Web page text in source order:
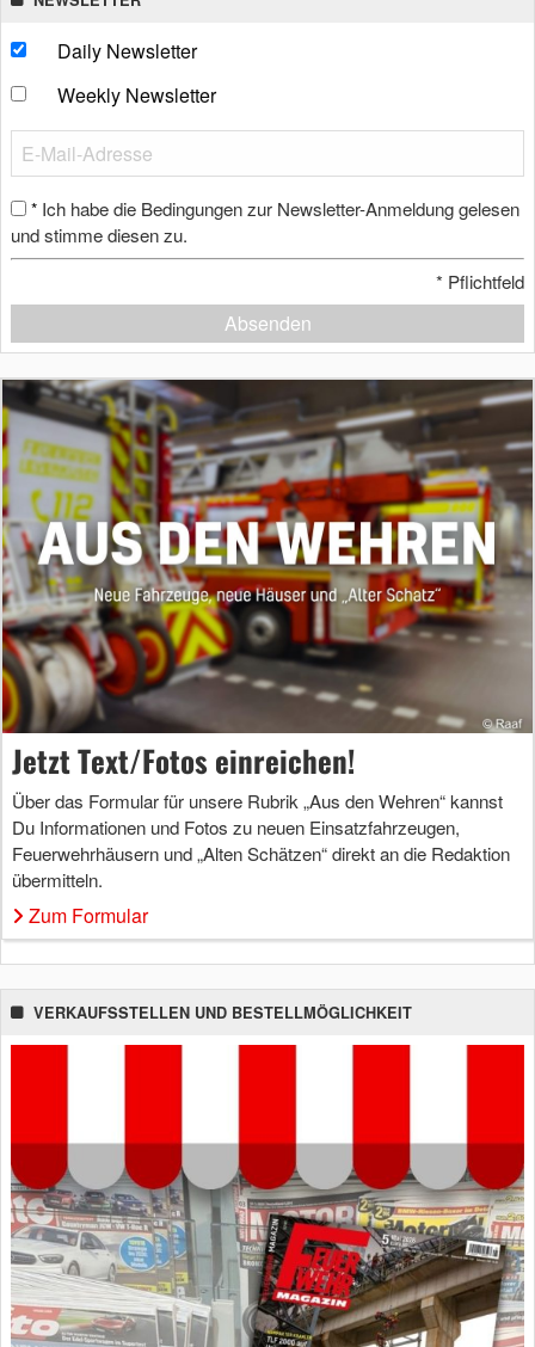
Daily Newsletter
Weekly Newsletter
* Ich habe die Bedingungen zur Newsletter-Anmeldung gelesen
und stimme diesen zu.
* Pflichtfeld
Absenden
Jetzt Text/Fotos einreichen!
Über das Formular für unsere Rubrik „Aus den Wehren“ kannst
Du Informationen und Fotos zu neuen Einsatzfahrzeugen,
Feuerwehrhäusern und „Alten Schätzen“ direkt an die Redaktion
übermitteln.
Zum Formular
VERKAUFSSTELLEN UND BESTELLMÖGLICHKEIT